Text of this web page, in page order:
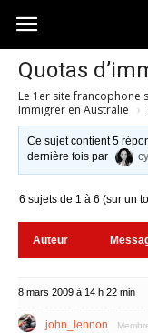
Australia-
australie.com
Quotas
Le 1er site francophone
Immigrer en Australie ›
Ce sujet contient 5
dernière fois par
6 sujets de 1 à 6 (sur un
Auteur
8 mars 2009 à 14 h 22 min
john_lennon